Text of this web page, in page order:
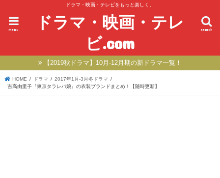
ドラマ・映画・テレビをもっと楽しく。
ドラマ・映画・テレ
ビ.com
search
menu
【2019秋ドラマ】10月-12月期の新ドラマ一覧！
HOME ドラマ
2017年1月-3月冬ドラマ
吉高由里子『東京タラレバ娘』の衣装ブランドまとめ！【随時更新】